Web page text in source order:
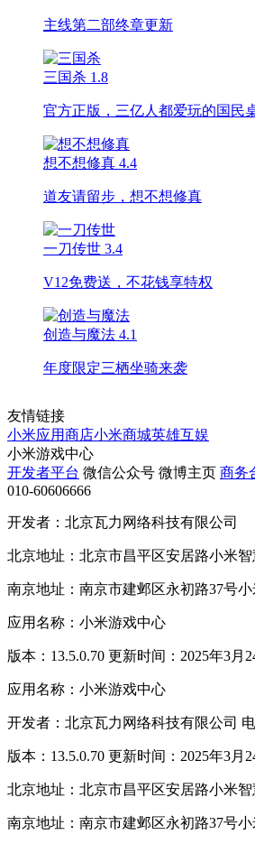
主线第二部终章更新
三国杀 1.8
官方正版，三亿人都爱玩的国民
想不想修真 4.4
道友请留步，想不想修真
一刀传世 3.4
V12免费送，不花钱享特权
创造与魔法 4.1
年度限定三栖坐骑来袭
友情链接
小米应用商店小米商城英雄互娱
小米游戏中心
开发者平台 微信公众号 微博主页 商务
010-60606666
开发者：北京瓦力网络科技有限公司
北京地址：北京市昌平区安居路小米智
南京地址：南京市建邺区永初路37号
应用名称：小米游戏中心
版本：13.5.0.70 更新时间：2025年3月
应用名称：小米游戏中心
开发者：北京瓦力网络科技有限公司 电
版本：13.5.0.70 更新时间：2025年3月
北京地址：北京市昌平区安居路小米智
南京地址：南京市建邺区永初路37号